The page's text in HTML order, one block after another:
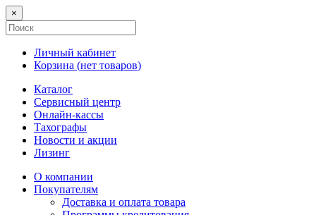
×
Личный кабинет
Корзина (нет товаров)
Каталог
Сервисный центр
Онлайн-кассы
Тахографы
Новости и акции
Лизинг
О компании
Покупателям
Доставка и оплата товара